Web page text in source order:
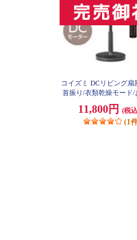
コイズミ DCリビング扇
首振り/衣類乾燥モード/
11,800円 (税
(1